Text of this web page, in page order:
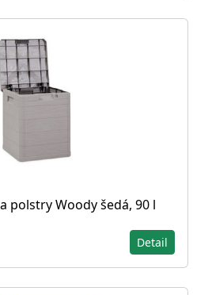
polstry Woody šedá, 90 l
Detail